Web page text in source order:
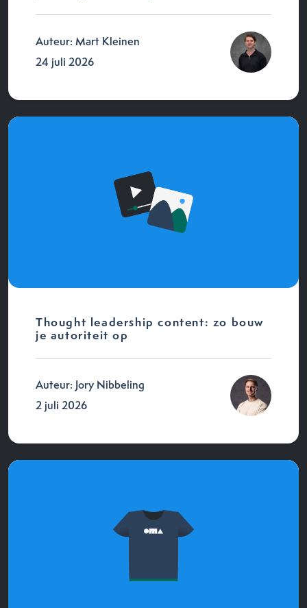
Auteur: Mart Kleinen
24 juli 2026
Thought leadership content: zo bouw
je autoriteit op
Auteur: Jory Nibbeling
2 juli 2026